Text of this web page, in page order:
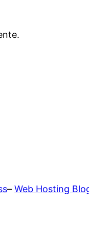
–Web Hosting